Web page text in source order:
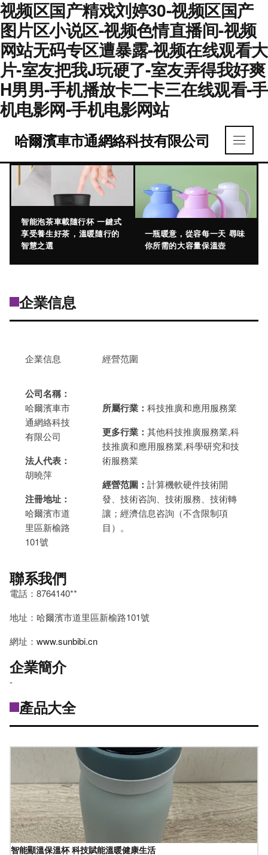
视频区国产精戏刘婷30-视频区国产
图片区小说区-视频色情直播间-视频
网站无码专区遭暴露-视频在线观看大
片-室友把我J玩硬了-室友弄得我好爽
H男男-手机播放卡二卡三在线观看-手
机电影网-手机电影网站
哈爾濱車市通網絡科技有限公司
智能泡茶車載隨行杯 一鍵式
享受養生好茶，溫暖隨行的
智慧之選
一瓶暖意，從容每一天 尋味
你所需的大容量保溫壺
企業信息
企業信息 經營范圍
公司名稱：
哈爾濱車市
通網絡科技
有限公司
法人代表：
胡曉萍
注冊地址：
哈爾濱市道
里區新榆路
101號
所屬行業： 科技推廣和應用服務業
更多行業： 其他科技推廣服務業,科
技推廣和應用服務業,科學研究和技
術服務業
經營范圍： 計算機軟硬件技術開
發、技術咨詢、技術服務、技術轉
讓；經濟信息咨詢（不含限制項
目）。
聯系我們
電話：8764140**
地址：哈爾濱市道里區新榆路101號
網址： www.sunbibi.cn
企業簡介
-
產品大全
智能顯溫保溫杯 科技賦能溫暖健康生活